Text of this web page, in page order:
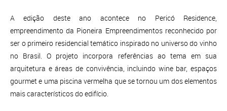
A edição deste ano acontece no Pericó Residence,
empreendimento da Pioneira Empreendimentos reconhecido por
ser o primeiro residencial temático inspirado no universo do vinho
no Brasil. O projeto incorpora referências ao tema em sua
arquitetura e áreas de convivência, incluindo wine bar, espaços
gourmet e uma piscina vermelha que se tornou um dos elementos
mais característicos do edifício.